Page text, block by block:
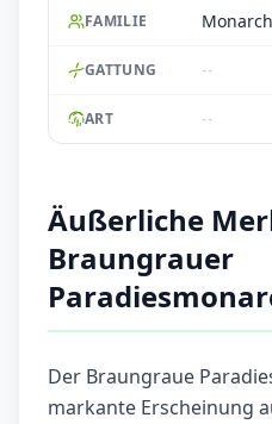
FAMILIE
GATTUNG --
ART --
Äußerliche
Braungrauer
Der Braungraue
markante Erscheinung